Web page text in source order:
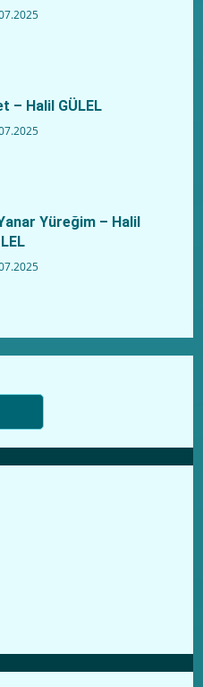
– Halil GÜLEL
Yüreğim – Halil